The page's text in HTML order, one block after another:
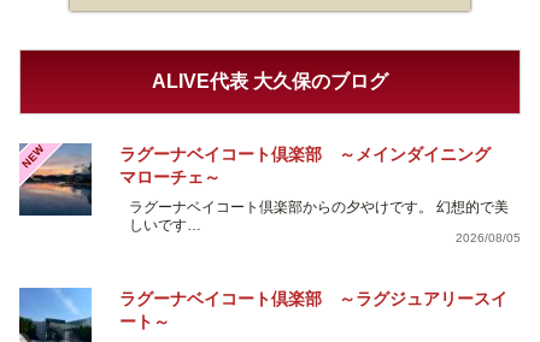
ALIVE代表 大久保のブログ
NEW
ラグーナベイコート倶楽部 ～メインダイニング
マローチェ～
ラグーナベイコート倶楽部からの夕やけです。 幻想的で美
しいです…
2026/08/05
ラグーナベイコート倶楽部 ～ラグジュアリースイ
ート～